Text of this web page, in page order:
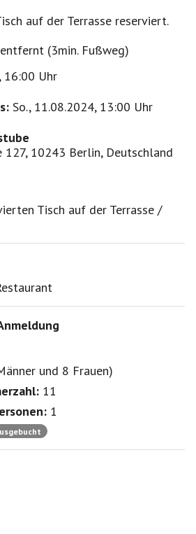
auf der Terrasse reserviert.
(3min. Fußweg)
16:00 Uhr
So., 11.08.2024, 13:00 Uhr
10243 Berlin, Deutschland
Tisch auf der Terrasse /
und 8 Frauen)
11
1